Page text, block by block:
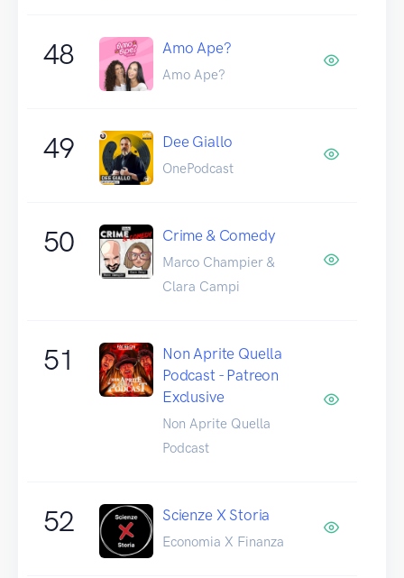
48 Amo Ape?
Amo Ape?
49 Dee Giallo
OnePodcast
50 Crime & Comedy
Marco Champier &
Clara Campi
51
Non Aprite Quella
Podcast - Patreon
Exclusive
Non Aprite Quella
Podcast
52 Scienze X Storia
Economia X Finanza